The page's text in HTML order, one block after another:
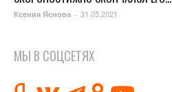
Ксения Яснова - 31.05.2021
МЫ В СОЦСЕТЯХ